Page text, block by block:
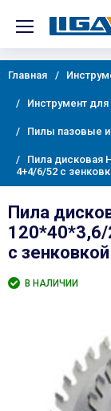
Главная
Инструмент
Пилы пазовые
Пила дисковая
4+4/6/52 с
Пила
120*40*3,6/
с зенковкой
В НАЛИЧИИ